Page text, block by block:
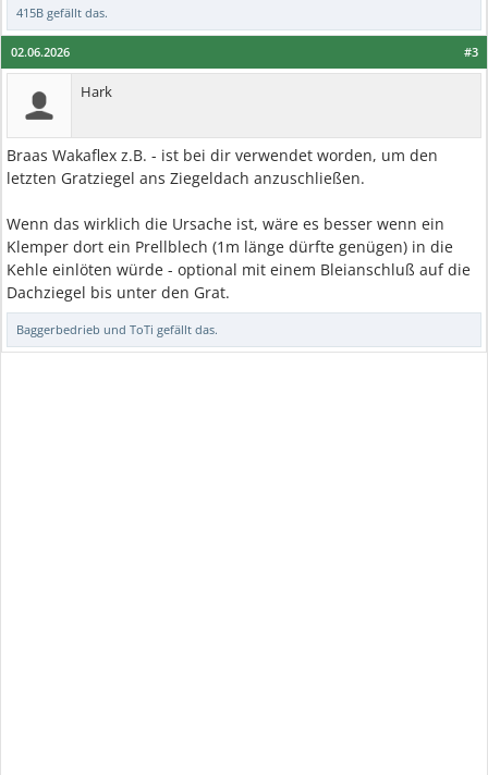
415B gefällt das.
#3
02.06.2026
Hark
Braas Wakaflex z.B. - ist bei dir verwendet worden, um den
letzten Gratziegel ans Ziegeldach anzuschließen.
Wenn das wirklich die Ursache ist, wäre es besser wenn ein
Klemper dort ein Prellblech (1m länge dürfte genügen) in die
Kehle einlöten würde - optional mit einem Bleianschluß auf die
Dachziegel bis unter den Grat.
Baggerbedrieb und ToTi gefällt das.